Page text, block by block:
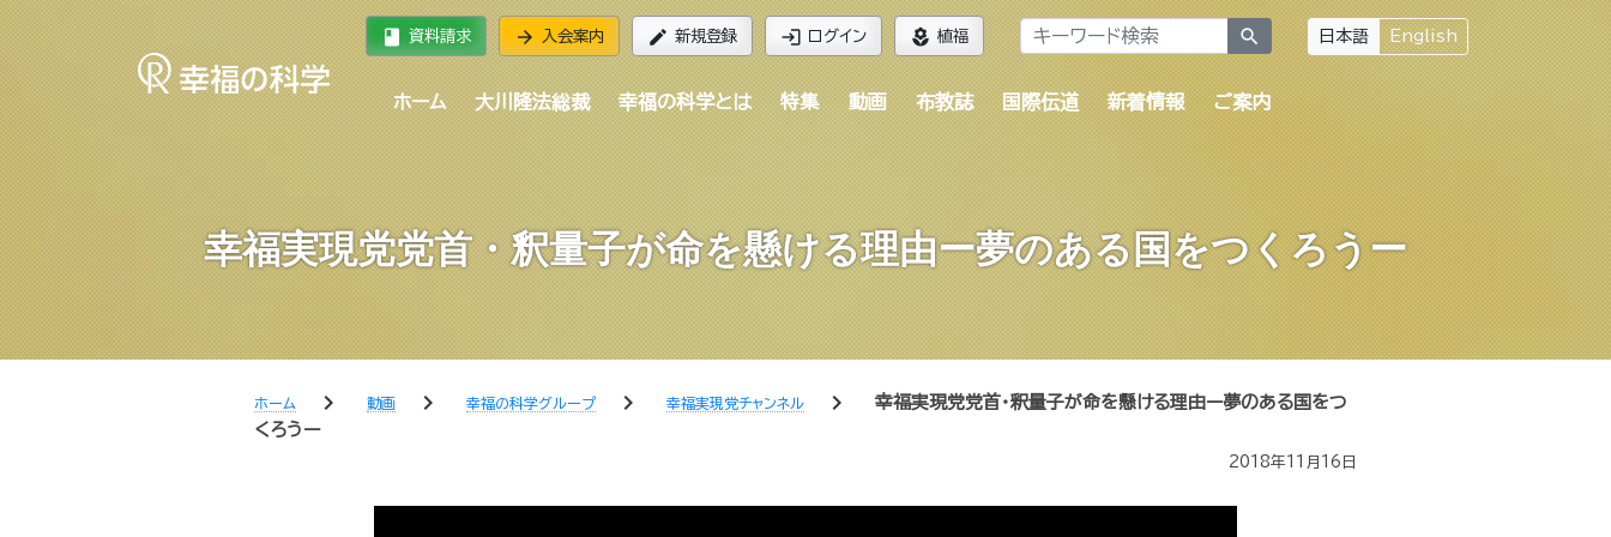
book 資料請求 arrow_forward 入会案内 edit 新規登録 login ログイン local_florist 植福 search 日本語 English
ホーム 大川隆法総裁 幸福の科学とは 特集 動画 布教誌 国際伝道 新着情報 ご案内
幸福実現党党首・釈量子が命を懸ける理由ー夢のある国をつくろうー
ホーム chevron_right 動画 chevron_right 幸福の科学グループ chevron_right 幸福実現党チャンネル chevron_right
幸福実現党党首・釈量子が命を懸ける理由ー夢のある国をつ
くろうー
2018年11月16日